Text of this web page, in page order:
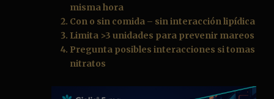
misma hora
Con o sin comida – sin interacción lipídica
Limita >3 unidades para prevenir mareos
Pregunta posibles interacciones si tomas
nitratos